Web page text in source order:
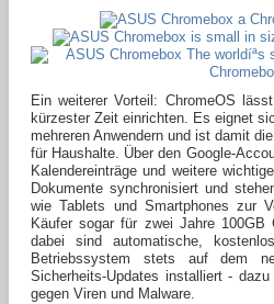
Ein weiterer Vorteil: ChromeOS
kürzester Zeit einrichten. Es eignet
mehreren Anwendern und ist damit
für Haushalte. Über den Google-
Kalendereinträge und weitere
Dokumente synchronisiert und
wie Tablets und Smartphones zur
Käufer sogar für zwei Jahre
dabei sind automatische,
Betriebssystem stets auf dem
Sicherheits-Updates installiert -
gegen Viren und Malware.